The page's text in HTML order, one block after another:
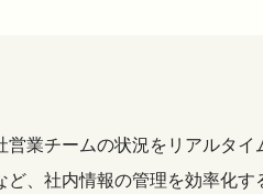
営業チームの状況をリアルタ
ど、社内情報の管理を効率化す